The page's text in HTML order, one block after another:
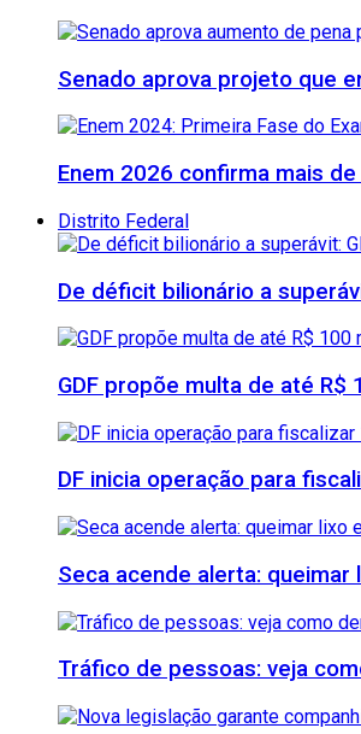
Senado aprova projeto que
Enem 2026 confirma mais
Distrito Federal
De déficit bilionário a
GDF propõe multa de até
DF inicia operação para
Seca acende alerta:
Tráfico de pessoas: veja